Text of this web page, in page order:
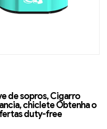
de sopros, Cigarro
chiclete Obtenha o
duty-free